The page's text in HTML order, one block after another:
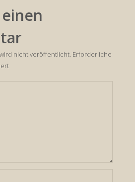
nicht veröffentlicht. Erforderliche